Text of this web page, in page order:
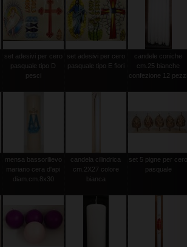
set adesivi per cero
pasquale tipo D
pesci
set adesivi per cero
pasquale tipo E fiori
candele coniche
cm.25 bianche
confezione 12 pezzi
mensa bassorilievo
mariano cera d'api
diam.cm.8x30
candela cilindrica
cm.2X27 colore
bianca
set 5 pigne per cero
pasquale